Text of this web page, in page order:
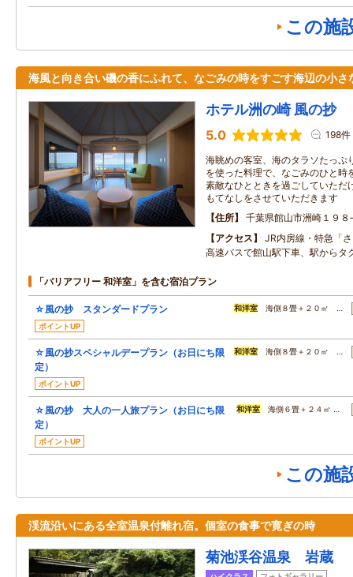
この施
海風と向き合い磯の香にふれて、なごみの時をすごす海辺の小さ
ホテル洲の崎 風の抄
5.0 198件
海眺めの客室、海のタラソたっぷ
を使った料理で、なごみのひと時
素敵なひとときを過ごしていただ
もてなしをさせていただきます
住所
千葉県館山市洲崎１９８
アクセス
JR内房線・特急「
高速バスで館山駅下車、駅からタ
「バリアフリー 和洋室」を含む宿泊プラン
☆風の抄 スタンダードプラン
ポイントUP
和洋室 海側８畳＋２０㎡ …
☆風の抄スペシャルデープラン（お日にち限
定）
ポイントUP
和洋室 海側８畳＋２０㎡ …
☆風の抄 大人の一人旅プラン（お日にち限
定）
ポイントUP
和洋室 海側６畳＋２４㎡ …
この施
渓流沿いにある全室温泉付離れ宿。個室の食事で寛ぎの時
菊池渓谷温泉 岩蔵